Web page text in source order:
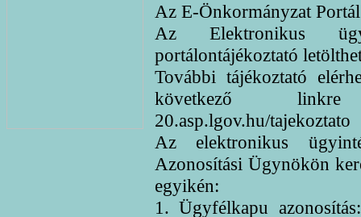
Az E-Önkormányzat
Az Elektronikus
portálontájékoztató
További tájékoztató
következő
20.asp.lgov.hu/tajekoztato
Az elektronikus
Azonosítási Ügynökön
egyikén:
1. Ügyfélkapu